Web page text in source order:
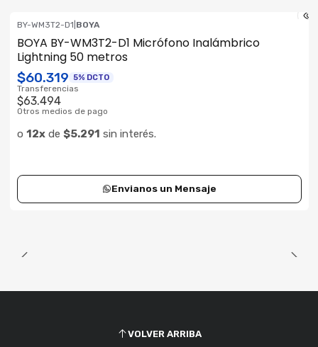
BY-WM3T2-D1 BOYA
BOYA BY-WM3T2-D1 Micrófono Inalámbrico
Lightning 50 metros
$60.319 5% DCTO
Transferencias
$63.494
Otros medios de pago
o 12xde $5.291 sin interés.
Envianos un Mensaje
VOLVER ARRIBA